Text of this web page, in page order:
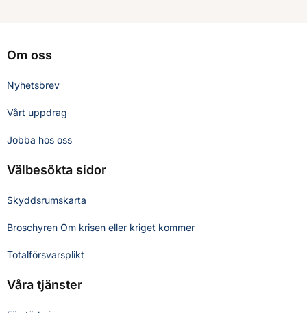
Om oss
Nyhetsbrev
Vårt uppdrag
Jobba hos oss
Välbesökta sidor
Skyddsrumskarta
Broschyren Om krisen eller kriget kommer
Totalförsvarsplikt
Våra tjänster